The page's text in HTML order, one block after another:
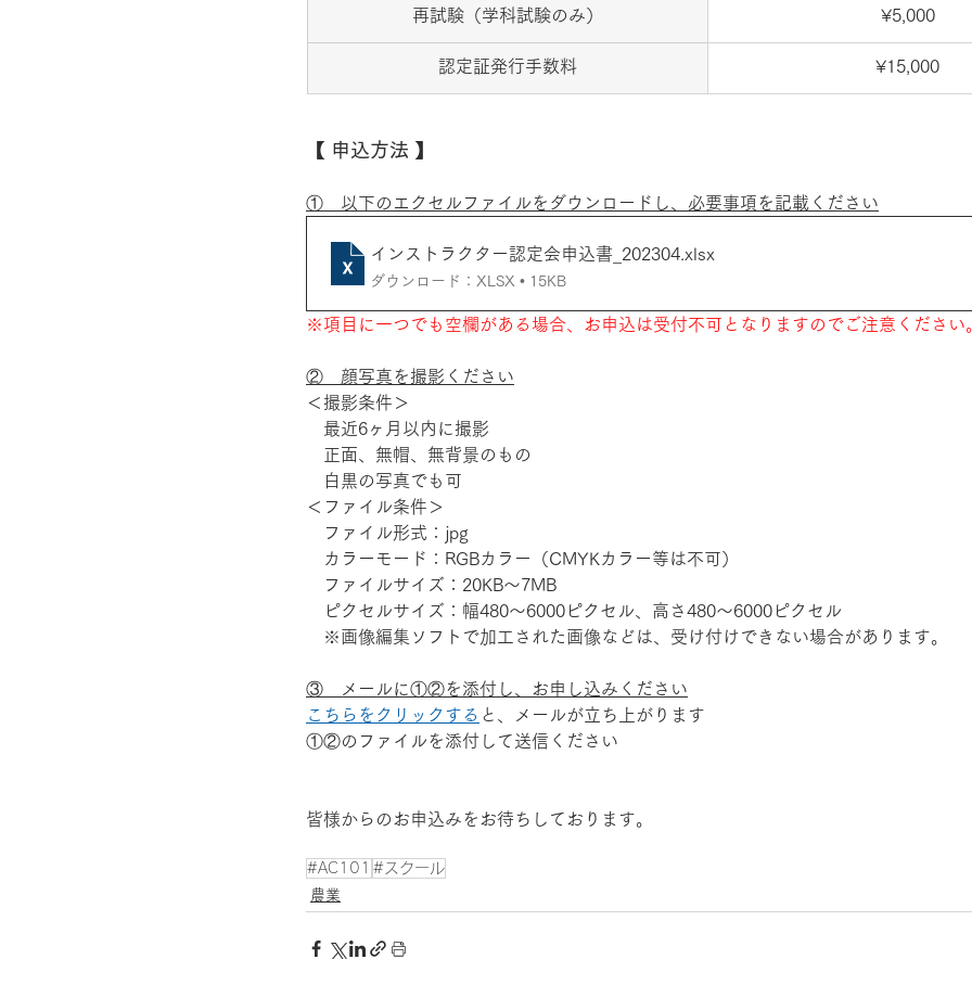
再試験（学科試験のみ） ¥5,000
認定証発行手数料 ¥15,000
【 申込方法 】
①　以下のエクセルファイルをダウンロードし、必要事項を記載ください
インストラクター認定会申込書_202304 .xlsx
ダウンロード：XLSX • 15KB
※項目に一つでも空欄がある場合、お申込は受付不可となりますのでご注意ください
②　顔写真を撮影ください
＜撮影条件＞
最近6ヶ月以内に撮影
正面、無帽、無背景のもの
白黒の写真でも可
＜ファイル条件＞
ファイル形式：jpg
カラーモード：RGBカラー（CMYKカラー等は不可）
ファイルサイズ：20KB～7MB
ピクセルサイズ：幅480～6000ピクセル、高さ480～6000ピクセル
※画像編集ソフトで加工された画像などは、受け付けできない場合があります。
③　メールに①②を添付し、お申し込みください
こちらをクリックする と、メールが立ち上がります
①②のファイルを添付して送信ください
皆様からのお申込みをお待ちしております。
#AC101 #スクール
農業